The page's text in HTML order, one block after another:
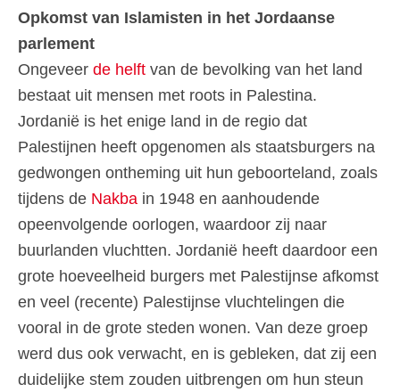
Opkomst van Islamisten in het Jordaanse
parlement
Ongeveer de helft van de bevolking van het land
bestaat uit mensen met roots in Palestina.
Jordanië is het enige land in de regio dat
Palestijnen heeft opgenomen als staatsburgers na
gedwongen ontheming uit hun geboorteland, zoals
tijdens de Nakba in 1948 en aanhoudende
opeenvolgende oorlogen, waardoor zij naar
buurlanden vluchtten. Jordanië heeft daardoor een
grote hoeveelheid burgers met Palestijnse afkomst
en veel (recente) Palestijnse vluchtelingen die
vooral in de grote steden wonen. Van deze groep
werd dus ook verwacht, en is gebleken, dat zij een
duidelijke stem zouden uitbrengen om hun steun